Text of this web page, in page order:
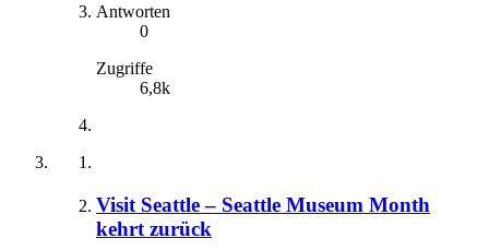
Antworten
0
Zugriffe
6,8k
Visit Seattle – Seattle Museum Month
kehrt zurück